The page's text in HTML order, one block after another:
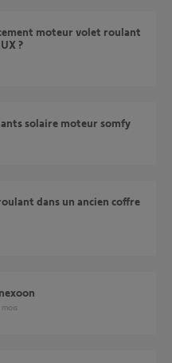
?
solaire moteur somfy
mois